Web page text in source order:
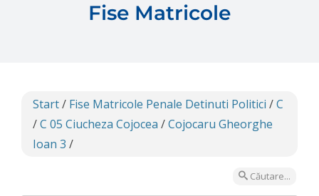
Fise Matricole
Start/ Fise Matricole Penale Detinuti Politici /C
/C 05 Ciucheza Cojocea /Cojocaru Gheorghe
Ioan 3 /
Căutare...